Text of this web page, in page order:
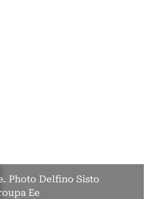
Photo Delfino Sisto
Ee